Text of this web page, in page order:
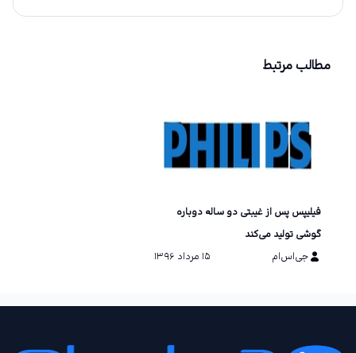
مطالب مرتبط
فیلیپس پس از غیبتی دو ساله دوباره
گوشی تولید می‌کند
جی‌اس‌ام
۱۵ مرداد ۱۳۹۶